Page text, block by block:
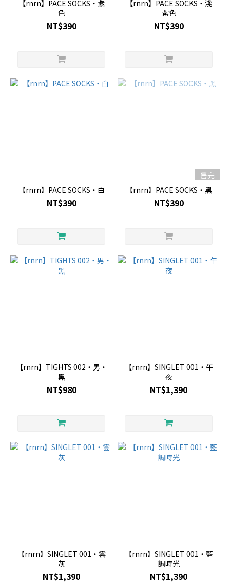
【rnrn】PACE SOCKS・紫
色
NT$390
【rnrn】PACE SOCKS・淺
紫色
NT$390
【rnrn】PACE SOCKS・白
NT$390
售完
【rnrn】PACE SOCKS・黑
NT$390
【rnrn】TIGHTS 002・男・
黑
NT$980
【rnrn】SINGLET 001・午
夜
NT$1,390
【rnrn】SINGLET 001・雲
灰
NT$1,390
【rnrn】SINGLET 001・藍
調時光
NT$1,390